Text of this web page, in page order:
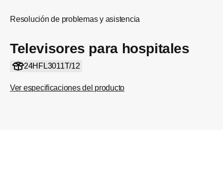
Resolución de problemas y asistencia
Televisores para hospitales
24HFL3011T/12
Ver especificaciones del producto